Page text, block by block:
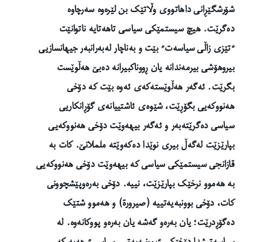
شۆرشگێڕانی داهاتووی وڵاتێک بن لێرەوە سەرچاوە
دەگرێت. هیچ سیستمێکی سیاسی تاهەتایە ناتوانێت
“تێزی زاڵی سیاسەت” بێت و بەناچار لەبەرانبەر جیهانسازیی
بیروهۆشی بیرمەندانە یان ڕووناکبیرانە دەبێ هەڵوێست
بگرێت. ئەگەر هەڵوێستەکەی ئەوە بێت کە دۆخی
هەنووکەیی بگۆڕێت، شێوەی ئاشتییانەی گۆڕانکاریی
سیاسی دەگرێتەبەر و ئەگەر بیهەوێت دۆخی هەنووکەیی
بپارێزێت لەگەڵ بیری نوێدا دەکەوێتە ململانێ. کات بە
قازانجی سیستمێکی سیاسی کە بیهەوێت دۆخی هەنووکەیی
بە هەموو نرخێک بپارێزێت، نییە. دۆخی بەرەوپێشچوونی
کات، دۆخی بوونبەیەتییە (صیرورة) و هەموو شتێک
دەگۆڕدرێت؛ یان بەرەو گەشە یان بەرەو پووکانەوە. لە